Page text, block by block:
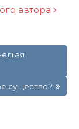
автора
существо?